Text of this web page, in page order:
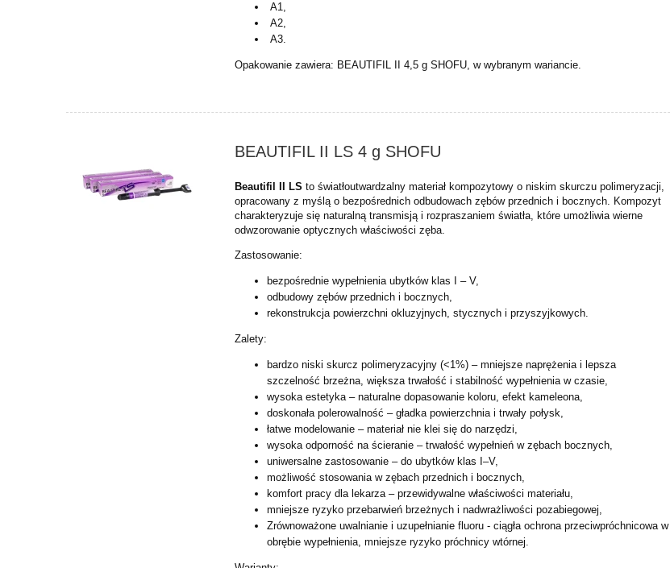
A1,
A2,
A3.
Opakowanie zawiera: BEAUTIFIL II 4,5 g SHOFU, w wybranym wariancie.
BEAUTIFIL II LS 4 g SHOFU
Beautifil II LS to światłoutwardzalny materiał kompozytowy o niskim skurczu polimeryzacji,
opracowany z myślą o bezpośrednich odbudowach zębów przednich i bocznych. Kompozyt
charakteryzuje się naturalną transmisją i rozpraszaniem światła, które umożliwia wierne
odwzorowanie optycznych właściwości zęba.
Zastosowanie:
bezpośrednie wypełnienia ubytków klas I – V,
odbudowy zębów przednich i bocznych,
rekonstrukcja powierzchni okluzyjnych, stycznych i przyszyjkowych.
Zalety:
bardzo niski skurcz polimeryzacyjny (<1%) – mniejsze naprężenia i lepsza
szczelność brzeżna, większa trwałość i stabilność wypełnienia w czasie,
wysoka estetyka – naturalne dopasowanie koloru, efekt kameleona,
doskonała polerowalność – gładka powierzchnia i trwały połysk,
łatwe modelowanie – materiał nie klei się do narzędzi,
wysoka odporność na ścieranie – trwałość wypełnień w zębach bocznych,
uniwersalne zastosowanie – do ubytków klas I–V,
możliwość stosowania w zębach przednich i bocznych,
komfort pracy dla lekarza – przewidywalne właściwości materiału,
mniejsze ryzyko przebarwień brzeżnych i nadwrażliwości pozabiegowej,
Zrównoważone uwalnianie i uzupełnianie fluoru - ciągła ochrona przeciwpróchnicowa w
obrębie wypełnienia, mniejsze ryzyko próchnicy wtórnej.